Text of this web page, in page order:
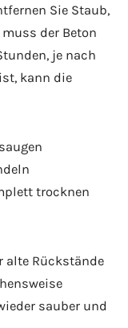
Sie Staub,
der Beton
je nach
kann die
trocknen
alte Rückstände
sauber und